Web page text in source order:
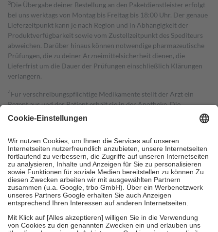
3Die Übergabe deiner Bestellung an den Paketdienstleister erfolgt
bei uns werktags von Montag bis Freitag bis 18:00 Uhr. Der genaue
Lieferzeitpunkt kann je nach Region und in Abhängigkeit der
Produktverfügbarkeit sowie vom Zustellzeitpunkt des Spediteurs
abweichen. Darüber hinaus können notwendige pharmazeutische
Prüfungen, die zu deiner Arzneimittelsicherheit dienen, die
Lieferfrist um die Dauer der Prüfungen einschließlich Klärungen
verlängern.
4Für verschreibungspflichtige Medikamente stellt der Arzt ein
Rezept aus und der Patient erhält sie in der Apotheke. Die
gesetzliche Krankenversicherung übernimmt in der Regel die
Kosten dafür, der Versicherte trägt einen Teil davon als Zuzahlung
Grundsätzlich leisten Mitglieder Zuzahlungen in Höhe von zehn
Prozent des Abgabepreises,mindestens jedochfünf Euround
höchstens zehn Euro.Es sind jedoch nie mehr als die tatsächlichen
Kosten der Leistung zu entrichten.
Diese Regeln gelten grundsätzlich auch für Online-Apotheken.
Bei Heilmitteln und häuslicher Krankenpflege beträgt die
Zuzahlung zehn Prozent der Kosten sowie zehn Euro je
Verordnung.
Um das Engagement der Versicherten für ihre eigene Gesundheit zu